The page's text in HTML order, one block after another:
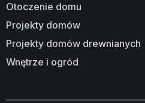
otoczenie domu
projekty domów
projekty domów drewnianych
wnętrze i ogród